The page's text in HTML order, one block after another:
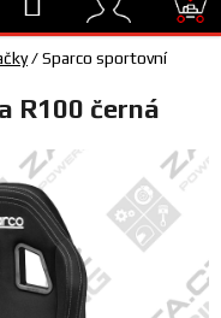
Hledat
/Sparco sportovní
R100 černá